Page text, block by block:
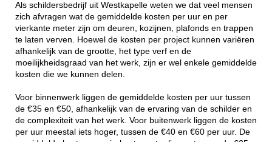
Als schildersbedrijf uit Westkapelle weten we dat veel mensen
zich afvragen wat de gemiddelde kosten per uur en per
vierkante meter zijn om deuren, kozijnen, plafonds en trappen
te laten verven. Hoewel de kosten per project kunnen variëren
afhankelijk van de grootte, het type verf en de
moeilijkheidsgraad van het werk, zijn er wel enkele gemiddelde
kosten die we kunnen delen.
Voor binnenwerk liggen de gemiddelde kosten per uur tussen
de €35 en €50, afhankelijk van de ervaring van de schilder en
de complexiteit van het werk. Voor buitenwerk liggen de kosten
per uur meestal iets hoger, tussen de €40 en €60 per uur. De